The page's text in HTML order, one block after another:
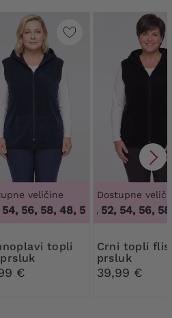
,46, 48, 50, 52, 54, 56, 58, 60,
veličine
56, 58,48, 50, 52, 54, 56, 58
€
Dostupne
48, 50, 52, 54, 56, 58,
Crni topli flis
prsluk
39,99 €